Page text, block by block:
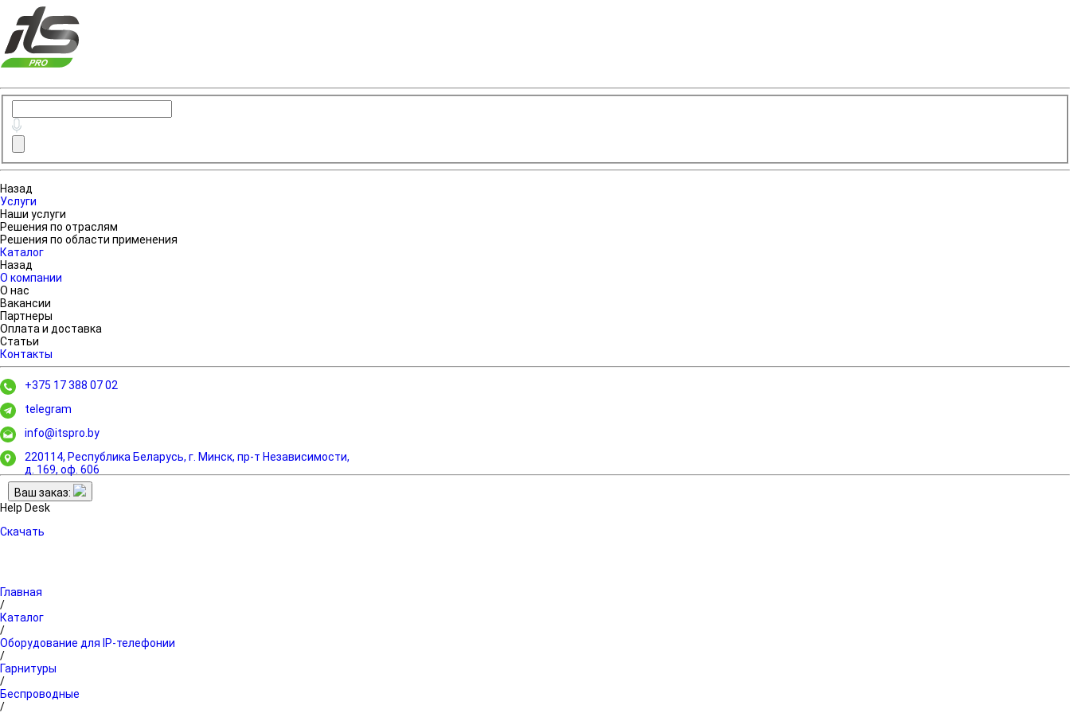
Назад
Услуги
Наши услуги
Решения по отраслям
Решения по области применения
Каталог
Назад
О компании
О нас
Вакансии
Партнеры
Оплата и доставка
Статьи
Контакты
+375 17 388 07 02
telegram
info@itspro.by
220114, Республика Беларусь, г. Минск, пр-т Независимости,
д. 169, оф. 606
Ваш заказ:
Help Desk
Скачать
Главная
/
Каталог
/
Оборудование для IP-телефонии
/
Гарнитуры
/
Беспроводные
/